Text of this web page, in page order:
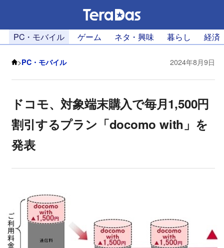
PC・モバイル ゲーム ネタ・興味 暮らし 経済
>PC・モバイル 2024年8月9日
ドコモ、対象端末購入で毎月1,500円
割引するプラン「docomo with」を
発表